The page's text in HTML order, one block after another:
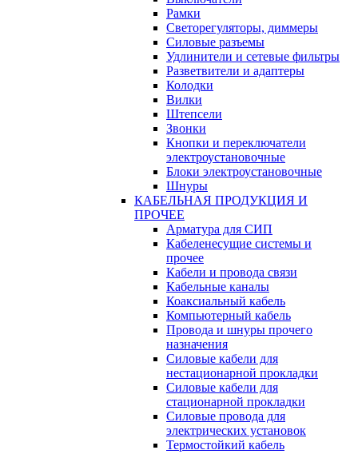
Рамки
Светорегуляторы, диммеры
Силовые разъемы
Удлинители и сетевые фильтры
Разветвители и адаптеры
Колодки
Вилки
Штепсели
Звонки
Кнопки и переключатели
электроустановочные
Блоки электроустановочные
Шнуры
КАБЕЛЬНАЯ ПРОДУКЦИЯ И
ПРОЧЕЕ
Арматура для СИП
Кабеленесущие системы и
прочее
Кабели и провода связи
Кабельные каналы
Коаксиальный кабель
Компьютерный кабель
Провода и шнуры прочего
назначения
Силовые кабели для
нестационарной прокладки
Силовые кабели для
стационарной прокладки
Силовые провода для
электрических установок
Термостойкий кабель